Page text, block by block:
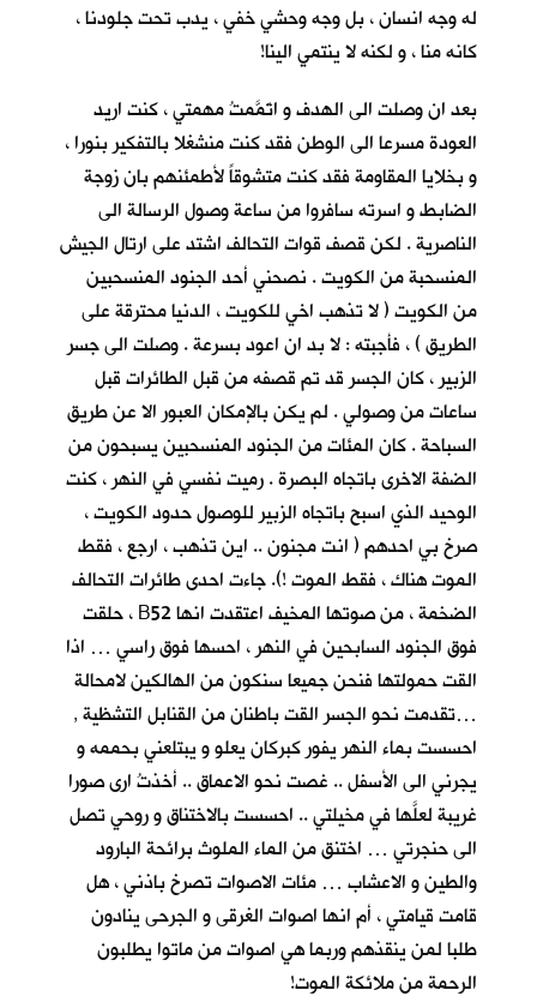
له وجه انسان ، بل وجه وحشي خفي ، يدب تحت جلودنا ،
كانه منا ، و لكنه لا ينتمي الينا!
بعد ان وصلت الى الهدف و اتَمَّمتُ مهمتي ، كنت اريد
العودة مسرعا الى الوطن فقد كنت منشغلا بالتفكير بنورا ،
و بخلايا المقاومة فقد كنت متشوقاً لأطمئنهم بان زوجة
الضابط و اسرته سافروا من ساعة وصول الرسالة الى
الناصرية . لكن قصف قوات التحالف اشتد على ارتال الجيش
المنسحبة من الكويت . نصحني أحد الجنود المنسحبين
من الكويت ( لا تذهب اخي للكويت ، الدنيا محترقة على
الطريق ) ، فأجبته : لا بد ان اعود بسرعة . وصلت الى جسر
الزبير ، كان الجسر قد تم قصفه من قبل الطائرات قبل
ساعات من وصولي . لم يكن بالإمكان العبور الا عن طريق
السباحة . كان المئات من الجنود المنسحبين يسبحون من
الضفة الاخرى باتجاه البصرة . رميت نفسي في النهر ، كنت
الوحيد الذي اسبح باتجاه الزبير للوصول حدود الكويت ،
صرخ بي احدهم ( انت مجنون .. اين تذهب ، ارجع ، فقط
الموت هناك ، فقط الموت !). جاءت احدى طائرات التحالف
الضخمة ، من صوتها المخيف اعتقدت انها B52 ، حلقت
فوق الجنود السابحين في النهر ، احسها فوق راسي … اذا
القت حمولتها فنحن جميعا سنكون من الهالكين لامحالة
…تقدمت نحو الجسر القت باطنان من القنابل التشظية ,
احسست بماء النهر يفور كبركان يعلو و يبتلعني بحممه و
يجرني الى الأسفل .. غصت نحو الاعماق .. أخذتُ ارى صورا
غريبة لعلَّها في مخيلتي .. احسست بالاختناق و روحي تصل
الى حنجرتي … اختنق من الماء الملوث برائحة البارود
والطين و الاعشاب … مئات الاصوات تصرخ باذني ، هل
قامت قيامتي ، أم انها اصوات الغرقى و الجرحى ينادون
طلبا لمن ينقذهم وربما هي اصوات من ماتوا يطلبون
الرحمة من ملائكة الموت!